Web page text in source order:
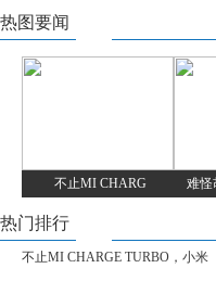
热图要闻
不止MI CHARG 难怪
热门排行
不止MI CHARGE TURBO，小米